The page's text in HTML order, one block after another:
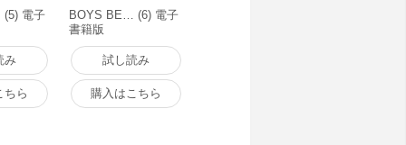
電子
み
ちら
BOYS BE… (6) 電子
書籍版
試し読み
購入はこちら